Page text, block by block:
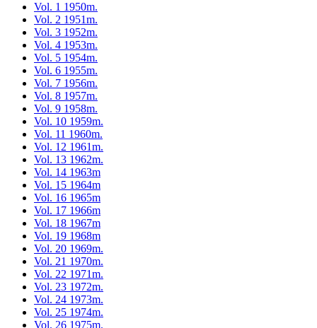
Vol. 1 1950m.
Vol. 2 1951m.
Vol. 3 1952m.
Vol. 4 1953m.
Vol. 5 1954m.
Vol. 6 1955m.
Vol. 7 1956m.
Vol. 8 1957m.
Vol. 9 1958m.
Vol. 10 1959m.
Vol. 11 1960m.
Vol. 12 1961m.
Vol. 13 1962m.
Vol. 14 1963m
Vol. 15 1964m
Vol. 16 1965m
Vol. 17 1966m
Vol. 18 1967m
Vol. 19 1968m
Vol. 20 1969m.
Vol. 21 1970m.
Vol. 22 1971m.
Vol. 23 1972m.
Vol. 24 1973m.
Vol. 25 1974m.
Vol. 26 1975m.